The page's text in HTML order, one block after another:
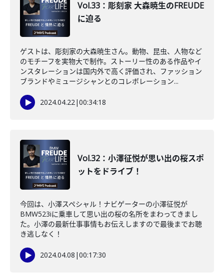
Vol.33：彫刻家 大森暁生のFREUDE
に迫る
ゲストは、彫刻家の大森暁生さん。動物、昆虫、人物など
のモチーフを実物大で制作。ストーリー性のある作品やイ
ンスタレーションは国内外で高く評価され、ファッション
ブランドやミュージシャンとのコレボレーション...
2024.04.22|00:34:18
Vol.32：小澤征悦が思い出の桜スポ
ットをドライブ！
今回は、小澤スペシャル！ナビゲーターの小澤征悦が
BMW523iに乗車して思い出の桜の名所をまわってきまし
た。小澤の最新仕事事情もお伝えしますので最後までお聴
き逃しなく！
2024.04.08 |00:17:30